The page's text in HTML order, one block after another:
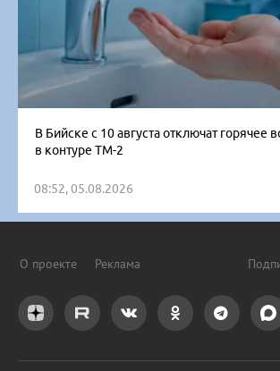
В Бийске с 10 августа отключат горячее
в контуре ТМ-2
08:52, 05.08.2026
О проекте Реклама